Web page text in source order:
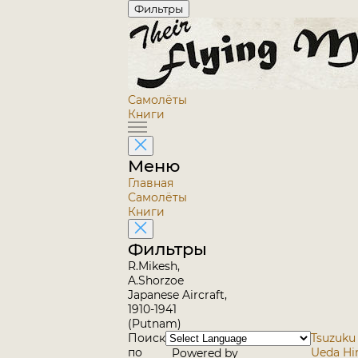
Фильтры
Самолёты
Книги
Меню
Главная
Самолёты
Книги
Фильтры
R.Mikesh,
A.Shorzoe
Japanese Aircraft,
1910-1941
(Putnam)
Поиск
по
Powered by
Ueda